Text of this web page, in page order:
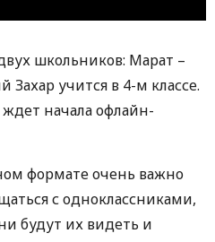
школьников: Марат –
учится в 4-м классе.
начала офлайн-
формате очень важно
с одноклассниками,
будут их видеть и